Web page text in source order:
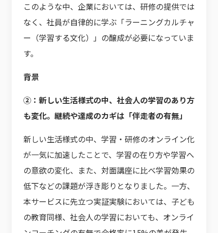
このような中、企業においては、研修の提供では
なく、社員が自律的に学ぶ「ラーニングカルチャ
ー（学習する文化）」の醸成が必要になっていま
す。
背景
②：新しい生活様式の中、社会人の学習のあり方
も変化。継続や達成のカギは「伴走者の有無」
新しい生活様式の中、学習・研修のオンライン化
が一気に加速したことで、学習の在り方や学習へ
の意欲の変化、また、対面講座に比べ学習効果の
低下などの課題が浮き彫りとなりました。一方、
本サービスに先立つ実証実験においては、子ども
の教育同様、社会人の学習においても、オンライ